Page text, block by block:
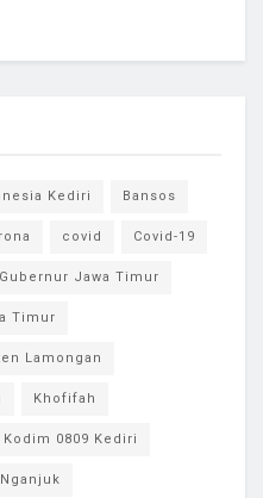
Kediri Bansos
covid Covid-19
Gubernur Jawa Timur
Timur
Lamongan
Khofifah
Kodim 0809 Kediri
Nganjuk